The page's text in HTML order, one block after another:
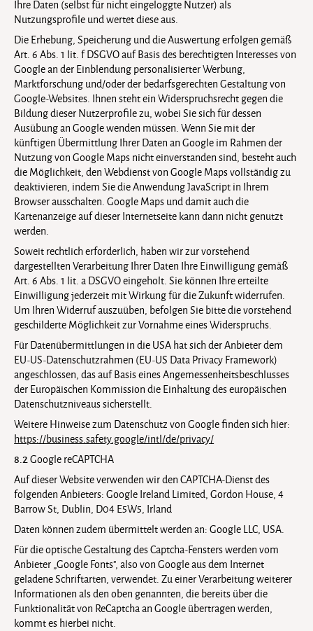
Ihre Daten (selbst für nicht eingeloggte Nutzer) als
Nutzungsprofile und wertet diese aus.
Die Erhebung, Speicherung und die Auswertung erfolgen gemäß
Art. 6 Abs. 1 lit. f DSGVO auf Basis des berechtigten Interesses von
Google an der Einblendung personalisierter Werbung,
Marktforschung und/oder der bedarfsgerechten Gestaltung von
Google-Websites. Ihnen steht ein Widerspruchsrecht gegen die
Bildung dieser Nutzerprofile zu, wobei Sie sich für dessen
Ausübung an Google wenden müssen. Wenn Sie mit der
künftigen Übermittlung Ihrer Daten an Google im Rahmen der
Nutzung von Google Maps nicht einverstanden sind, besteht auch
die Möglichkeit, den Webdienst von Google Maps vollständig zu
deaktivieren, indem Sie die Anwendung JavaScript in Ihrem
Browser ausschalten. Google Maps und damit auch die
Kartenanzeige auf dieser Internetseite kann dann nicht genutzt
werden.
Soweit rechtlich erforderlich, haben wir zur vorstehend
dargestellten Verarbeitung Ihrer Daten Ihre Einwilligung gemäß
Art. 6 Abs. 1 lit. a DSGVO eingeholt. Sie können Ihre erteilte
Einwilligung jederzeit mit Wirkung für die Zukunft widerrufen.
Um Ihren Widerruf auszuüben, befolgen Sie bitte die vorstehend
geschilderte Möglichkeit zur Vornahme eines Widerspruchs.
Für Datenübermittlungen in die USA hat sich der Anbieter dem
EU-US-Datenschutzrahmen (EU-US Data Privacy Framework)
angeschlossen, das auf Basis eines Angemessenheitsbeschlusses
der Europäischen Kommission die Einhaltung des europäischen
Datenschutzniveaus sicherstellt.
Weitere Hinweise zum Datenschutz von Google finden sich hier:
https://business.safety.google/intl/de/privacy/
8.2 Google reCAPTCHA
Auf dieser Website verwenden wir den CAPTCHA-Dienst des
folgenden Anbieters: Google Ireland Limited, Gordon House, 4
Barrow St, Dublin, D04 E5W5, Irland
Daten können zudem übermittelt werden an: Google LLC, USA.
Für die optische Gestaltung des Captcha-Fensters werden vom
Anbieter „Google Fonts", also von Google aus dem Internet
geladene Schriftarten, verwendet. Zu einer Verarbeitung weiterer
Informationen als den oben genannten, die bereits über die
Funktionalität von ReCaptcha an Google übertragen werden,
kommt es hierbei nicht.